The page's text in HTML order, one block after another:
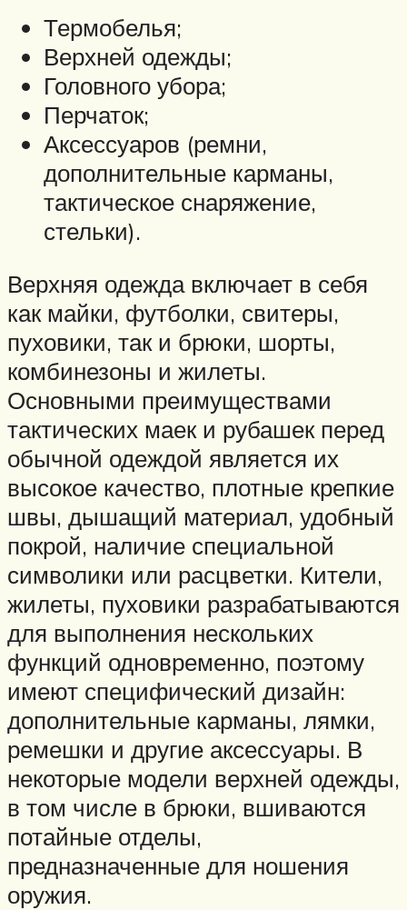
Термобелья;
Верхней одежды;
Головного убора;
Перчаток;
Аксессуаров (ремни,
дополнительные карманы,
тактическое снаряжение,
стельки).
Верхняя одежда включает в себя
как майки, футболки, свитеры,
пуховики, так и брюки, шорты,
комбинезоны и жилеты.
Основными преимуществами
тактических маек и рубашек перед
обычной одеждой является их
высокое качество, плотные крепкие
швы, дышащий материал, удобный
покрой, наличие специальной
символики или расцветки. Кители,
жилеты, пуховики разрабатываются
для выполнения нескольких
функций одновременно, поэтому
имеют специфический дизайн:
дополнительные карманы, лямки,
ремешки и другие аксессуары. В
некоторые модели верхней одежды,
в том числе в брюки, вшиваются
потайные отделы,
предназначенные для ношения
оружия.